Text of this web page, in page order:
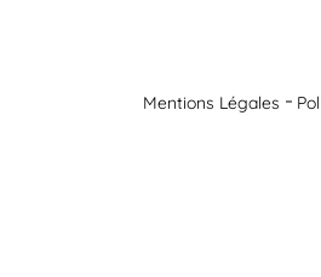
Mentions Légales